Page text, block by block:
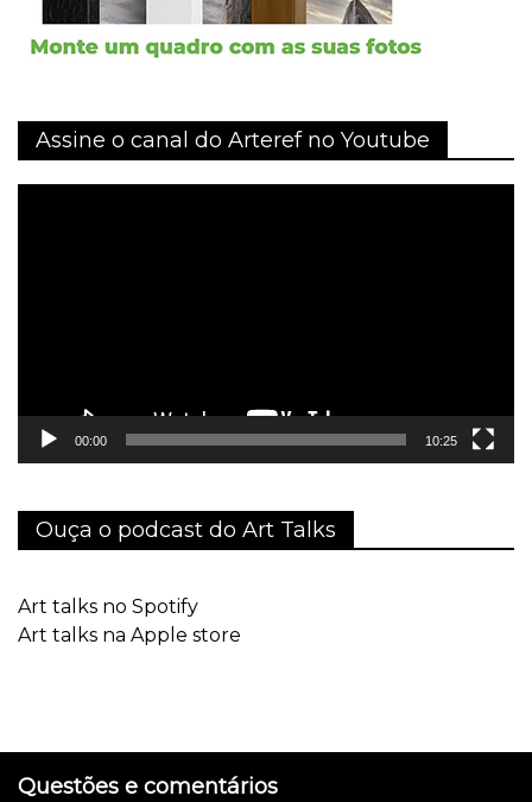
Assine o canal do Arteref no Youtube
00:00 10:25
Ouça o podcast do Art Talks
Art talks no Spotify
Art talks na Apple store
Questões e comentários